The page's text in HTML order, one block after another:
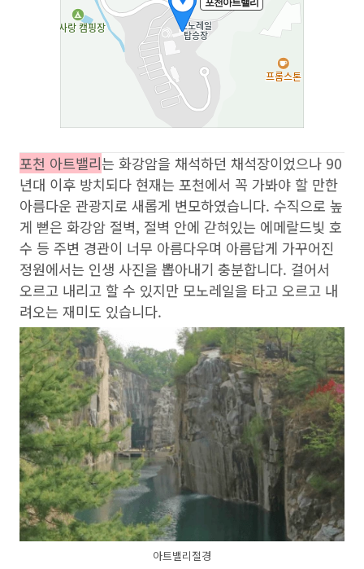
포천 아트밸리는 화강암을 채석하던 채석장이었으나 90
년대 이후 방치되다 현재는 포천에서 꼭 가봐야 할 만한
아름다운 관광지로 새롭게 변모하였습니다. 수직으로 높
게 뻗은 화강암 절벽, 절벽 안에 갇혀있는 에메랄드빛 호
수 등 주변 경관이 너무 아름다우며 아름답게 가꾸어진
정원에서는 인생 사진을 뽑아내기 충분합니다. 걸어서
오르고 내리고 할 수 있지만 모노레일을 타고 오르고 내
려오는 재미도 있습니다.
아트밸리절경